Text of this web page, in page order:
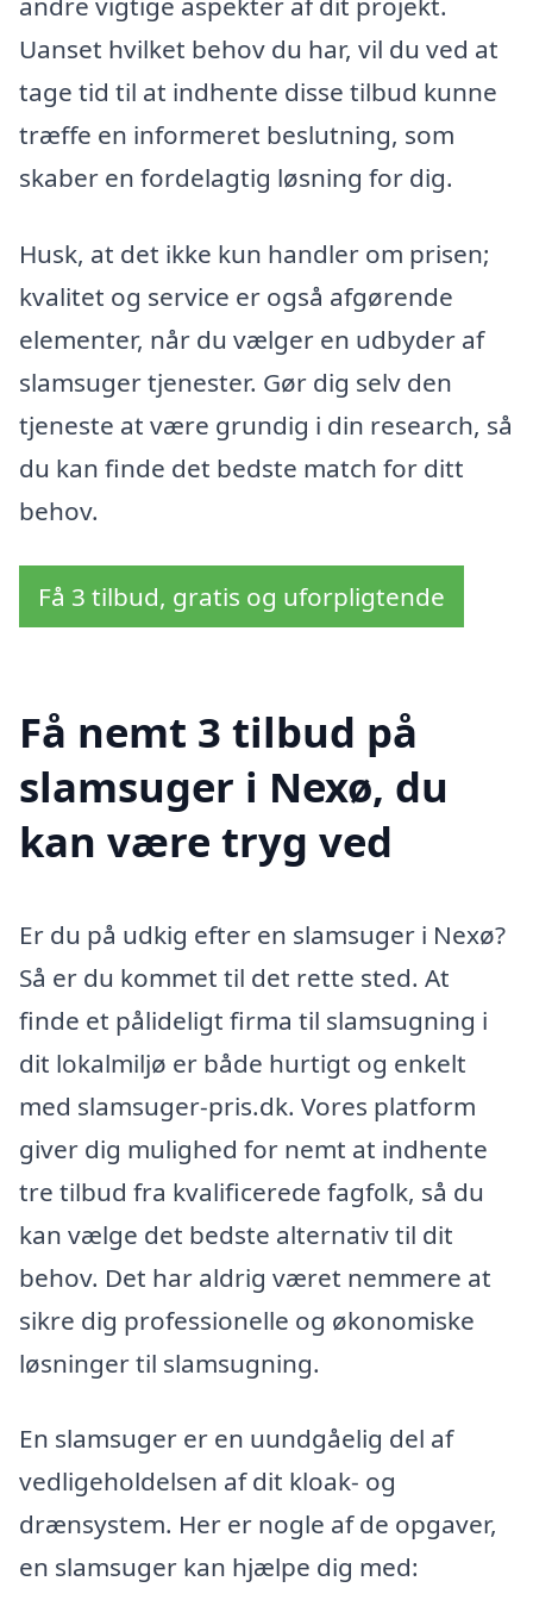
Uanset hvilket behov du har, vil du ved at
tage tid til at indhente disse tilbud kunne
træffe en informeret beslutning, som
skaber en fordelagtig løsning for dig.
Husk, at det ikke kun handler om prisen;
kvalitet og service er også afgørende
elementer, når du vælger en udbyder af
slamsuger tjenester. Gør dig selv den
tjeneste at være grundig i din research, så
du kan finde det bedste match for ditt
behov.
Få 3 tilbud, gratis og uforpligtende
Få nemt 3 tilbud på
slamsuger i Nexø, du
kan være tryg ved
Er du på udkig efter en slamsuger i Nexø?
Så er du kommet til det rette sted. At
finde et pålideligt firma til slamsugning i
dit lokalmiljø er både hurtigt og enkelt
med slamsuger-pris.dk. Vores platform
giver dig mulighed for nemt at indhente
tre tilbud fra kvalificerede fagfolk, så du
kan vælge det bedste alternativ til dit
behov. Det har aldrig været nemmere at
sikre dig professionelle og økonomiske
løsninger til slamsugning.
En slamsuger er en uundgåelig del af
vedligeholdelsen af dit kloak- og
drænsystem. Her er nogle af de opgaver,
en slamsuger kan hjælpe dig med: